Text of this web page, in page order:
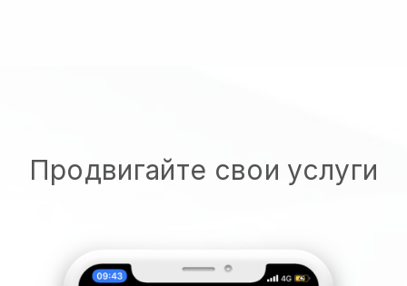
Продвигайте свои услуги